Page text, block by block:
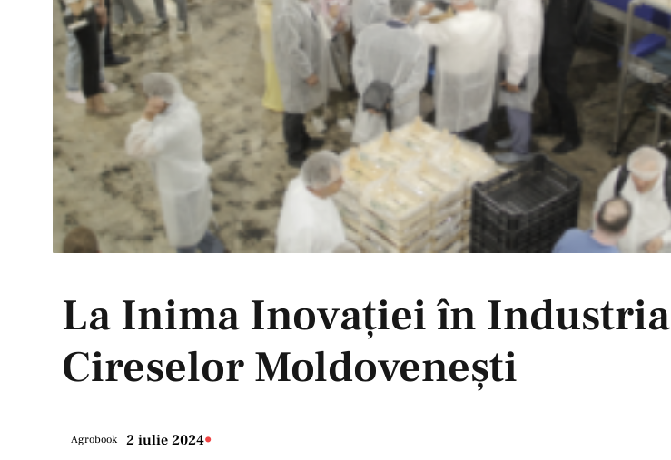
La Inima Inovației în Industria
Cireselor Moldovenești
Agrobook 2 iulie 2024•